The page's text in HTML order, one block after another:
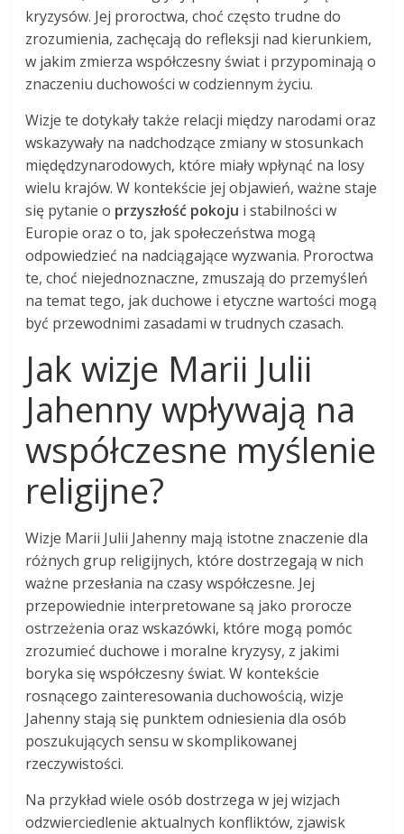
kryzysów. Jej proroctwa, choć często trudne do
zrozumienia, zachęcają do refleksji nad kierunkiem,
w jakim zmierza współczesny świat i przypominają o
znaczeniu duchowości w codziennym życiu.
Wizje te dotykały także relacji między narodami oraz
wskazywały na nadchodzące zmiany w stosunkach
międędzynarodowych, które miały wpłynąć na losy
wielu krajów. W kontekście jej objawień, ważne staje
się pytanie o przyszłość pokoju i stabilności w
Europie oraz o to, jak społeczeństwa mogą
odpowiedzieć na nadciągające wyzwania. Proroctwa
te, choć niejednoznaczne, zmuszają do przemyśleń
na temat tego, jak duchowe i etyczne wartości mogą
być przewodnimi zasadami w trudnych czasach.
Jak wizje Marii Julii
Jahenny wpływają na
współczesne myślenie
religijne?
Wizje Marii Julii Jahenny mają istotne znaczenie dla
różnych grup religijnych, które dostrzegają w nich
ważne przesłania na czasy współczesne. Jej
przepowiednie interpretowane są jako prorocze
ostrzeżenia oraz wskazówki, które mogą pomóc
zrozumieć duchowe i moralne kryzysy, z jakimi
boryka się współczesny świat. W kontekście
rosnącego zainteresowania duchowością, wizje
Jahenny stają się punktem odniesienia dla osób
poszukujących sensu w skomplikowanej
rzeczywistości.
Na przykład wiele osób dostrzega w jej wizjach
odzwierciedlenie aktualnych konfliktów, zjawisk